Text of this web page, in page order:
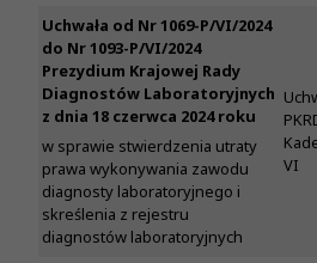
Uchwała od Nr 1069-P/VI/2024
do Nr 1093-P/VI/2024
Prezydium Krajowej Rady
Diagnostów Laboratoryjnych
z dnia 18 czerwca 2024 roku
w sprawie stwierdzenia utraty
prawa wykonywania zawodu
diagnosty laboratoryjnego i
skreślenia z rejestru
diagnostów laboratoryjnych
VI